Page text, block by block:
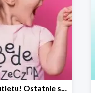
Czyszczenie outletu! Ostatnie sztuki do -80%